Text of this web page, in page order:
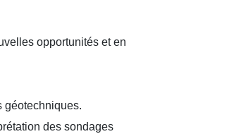
opportunités et en
géotechniques.
des sondages